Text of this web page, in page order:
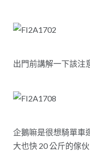
出門前講解一下該注
企鵝嘛是很想騎單車
大也快 20 公斤的傢伙